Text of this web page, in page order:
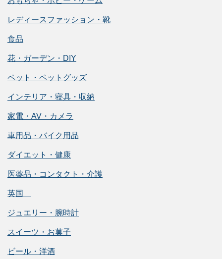
レディースファッション・靴
食品
花・ガーデン・DIY
ペット・ペットグッズ
インテリア・寝具・収納
家電・AV・カメラ
車用品・バイク用品
ダイエット・健康
医薬品・コンタクト・介護
英国
ジュエリー・腕時計
スイーツ・お菓子
ビール・洋酒